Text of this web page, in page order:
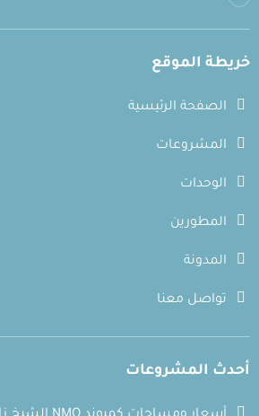
خريطة الموقع
الصفحة الرئيسية
المشروعات
الوحدات
المطورين
المدونة
تواصل معنا
أحدث المشروعات